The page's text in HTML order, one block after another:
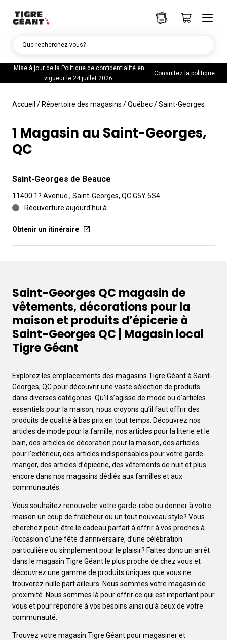
Mise à jour de la Politique de confidentialité en
vigueur le 24 juillet 2026.
Consultez la politique
Que recherchez-vous?
Accueil / Répertoire des magasins /Québec/Saint-Georges
1 Magasin au Saint-Georges,
QC
Saint-Georges de Beauce
11400 1? Avenue , Saint-Georges, QC G5Y 5S4
Réouverture aujourd'hui à
Obtenir un itinéraire
Saint-Georges QC magasin de
vêtements, décorations pour la
maison et produits d’épicerie à
Saint-Georges QC | Magasin local
Tigre Géant
Explorez les emplacements des magasins Tigre Géant à Saint-
Georges, QC pour découvrir une vaste sélection de produits
dans diverses catégories. Qu’il s’agisse de mode ou d’articles
essentiels pour la maison, nous croyons qu’il faut offrir des
produits de qualité à bas prix en tout temps. Découvrez nos
articles de mode pour la famille, nos articles pour la literie et le
bain, des articles de décoration pour la maison, des articles
pour l’extérieur, des articles indispensables pour votre garde-
manger, des articles d’épicerie, des vêtements de nuit et plus
encore dans nos magasins dédiés aux familles et aux
communautés.
Vous souhaitez renouveler votre garde-robe ou donner à votre
maison un coup de fraîcheur ou un tout nouveau style? Vous
cherchez peut-être le cadeau parfait à offrir à vos proches à
l’occasion d’une fête d’anniversaire, d’une célébration
particulière ou simplement pour le plaisir? Faites donc un arrêt
dans le magasin Tigre Géant le plus proche de chez vous et
découvrez une gamme de produits uniques que vous ne
trouverez nulle part ailleurs. Nous sommes votre magasin de
proximité. Nous sommes là pour offrir ce qui est important pour
vous et pour répondre à vos besoins ainsi qu’à ceux de votre
communauté.
Trouvez votre magasin Tigre Géant pour magasiner et